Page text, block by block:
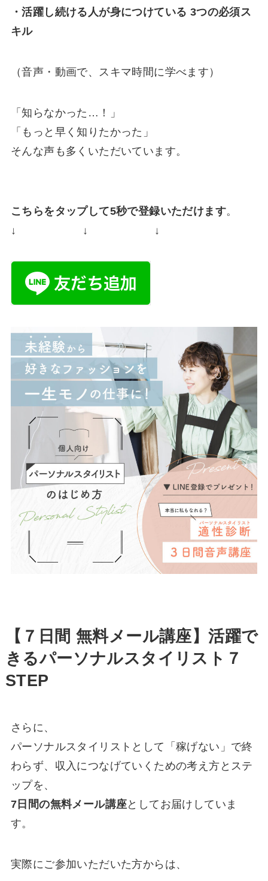
・活躍し続ける人が身につけている 3つの必須ス
キル
（音声・動画で、スキマ時間に学べます）
「知らなかった…！」
「もっと早く知りたかった」
そんな声も多くいただいています。
こちらをタップして5秒で登録いただけます。
↓ ↓ ↓
【 ７日間 無料メール講座 】活躍で
きるパーソナルスタイリスト７
STEP
さらに、
パーソナルスタイリストとして「稼げない」で終
わらず、収入につなげていくための考え方とステ
ップを、
7日間の無料メール講座としてお届けしていま
す。
実際にご参加いただいた方からは、